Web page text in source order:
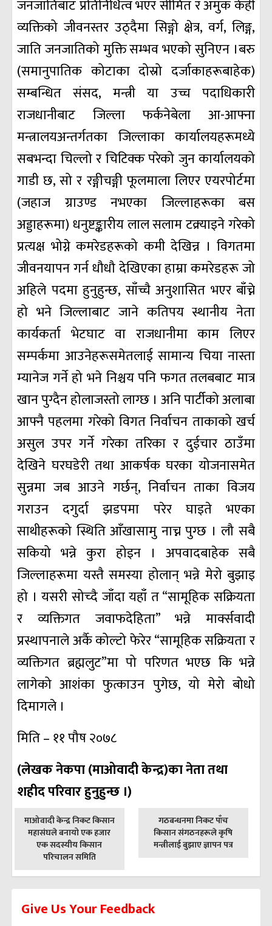
जनजातिबाट प्रतिनिधित्व भएर सीमित र अमुक केही
व्यक्तिको जीवनस्तर उठ्दैमा सिङ्गो क्षेत्र, वर्ग, लिङ्ग,
जाति जनजातिको मुक्ति सम्भव भएको सुनिएन ।बरु
(समानुपातिक कोटाका दोस्रो दर्जाकाहरूबाहेक)
सम्बन्धित संसद, मन्त्री या उच्च पदाधिकारी
राजधानीबाट जिल्ला फर्कनेबेला आ-आफ्ना
मन्त्रालयअन्तर्गतका जिल्लाका कार्यालयहरूमध्ये
सबभन्दा चिल्लो र चिटिक्क परेको जुन कार्यालयको
गाडी छ, सो र रङ्गीचङ्गी फूलमाला लिएर एयरपोर्टमा
(जहाज ग्राउण्ड नभएका जिल्लाहरूका बस
अड्डाहरूमा) धनुष्टङ्कारीय लाल सलाम टक्र्याइने गरेको
प्रत्यक्ष भोग्ने कमरेडहरूको कमी देखिन्न । विगतमा
जीवनयापन गर्न धौधौ देखिएका हाम्रा कमरेडहरू जो
अहिले पदमा हुनुहुन्छ, साँच्चै अनुशासित भएर बाँच्ने
हो भने जिल्लाबाट जाने कतिपय स्थानीय नेता
कार्यकर्ता भेटघाट वा राजधानीमा काम लिएर
सम्पर्कमा आउनेहरूसमेतलाई सामान्य चिया नास्ता
म्यानेज गर्ने हो भने निश्चय पनि फगत तलबबाट मात्र
खान पुग्दैन होलाजस्तो लाग्छ । अनि पार्टीको अलाबा
आफ्नै पहलमा गरेको विगत निर्वाचन ताकाको खर्च
असुल उपर गर्ने गरेका तरिका र दुईचार ठाउँमा
देखिने घरघडेरी तथा आकर्षक घरका योजनासमेत
सुन्नमा जब आउने गर्छन्, निर्वाचन ताका विजय
गराउन दगुर्दा झडपमा परेर घाइते भएका
साथीहरूको स्थिति आँखासामु नाच्न पुग्छ । लौ सबै
सकियो भन्ने कुरा होइन । अपवादबाहेक सबै
जिल्लाहरूमा यस्तै समस्या होलान् भन्ने मेरो बुझाइ
हो । यसरी सोच्दै जाँदा यहाँ त “सामूहिक सक्रियता
र व्यक्तिगत जवाफदेहिता” भन्ने मार्क्सवादी
प्रस्थापनाले अर्कै कोल्टो फेरेर “सामूहिक सक्रियता र
व्यक्तिगत ब्रह्मलुट”मा पो परिणत भएछ कि भन्ने
लागेको आशंका फुत्काउन पुगेछ, यो मेरो बोधो
दिमागले ।
मिति – ११ पौष २०७८
(लेखक नेकपा (माओवादी केन्द्र)का नेता तथा
शहीद परिवार हुनुहुन्छ ।)
पछिल्लाे
माओवादी केन्द्र निकट किसान
महासंघले बनायो एक हजार
एक सदस्यीय किसान
परिचालन समिति
अघिल्लाे
-
गठबन्धनमा निकट पाँच
किसान संगठनहरूले कृषि
मन्त्रीलाई बुझाए ज्ञापन पत्र
Give Us Your Feedback